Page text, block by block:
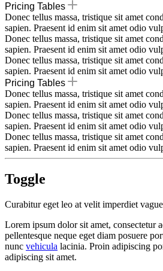
Pricing Tables
Donec tellus massa, tristique sit amet
sapien. Praesent id enim sit amet odio
Donec tellus massa, tristique sit amet
sapien. Praesent id enim sit amet odio
Donec tellus massa, tristique sit amet
sapien. Praesent id enim sit amet odio
Pricing Tables
Donec tellus massa, tristique sit amet
sapien. Praesent id enim sit amet odio
Donec tellus massa, tristique sit amet
sapien. Praesent id enim sit amet odio
Donec tellus massa, tristique sit amet
sapien. Praesent id enim sit amet odio
Toggle
Curabitur eget leo at velit imperdiet
Lorem ipsum dolor sit amet, consectetur
pellentesque neque eget diam posuere
nunc vehicula lacinia. Proin adipiscing
adipiscing sit amet.